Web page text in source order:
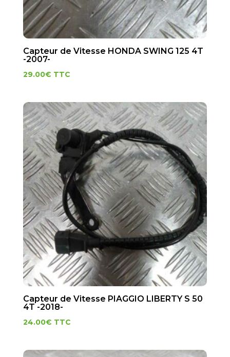
Capteur de Vitesse HONDA SWING 125 4T
-2007-
29.00€ TTC
Capteur de Vitesse PIAGGIO LIBERTY S 50
4T -2018-
24.00€ TTC